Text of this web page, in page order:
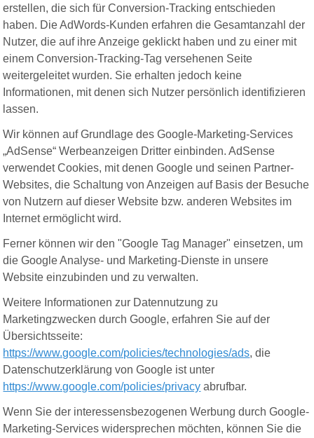
erstellen, die sich für Conversion-Tracking entschieden
haben. Die AdWords-Kunden erfahren die Gesamtanzahl der
Nutzer, die auf ihre Anzeige geklickt haben und zu einer mit
einem Conversion-Tracking-Tag versehenen Seite
weitergeleitet wurden. Sie erhalten jedoch keine
Informationen, mit denen sich Nutzer persönlich identifizieren
lassen.
Wir können auf Grundlage des Google-Marketing-Services
„AdSense“ Werbeanzeigen Dritter einbinden. AdSense
verwendet Cookies, mit denen Google und seinen Partner-
Websites, die Schaltung von Anzeigen auf Basis der Besuche
von Nutzern auf dieser Website bzw. anderen Websites im
Internet ermöglicht wird.
Ferner können wir den "Google Tag Manager" einsetzen, um
die Google Analyse- und Marketing-Dienste in unsere
Website einzubinden und zu verwalten.
Weitere Informationen zur Datennutzung zu
Marketingzwecken durch Google, erfahren Sie auf der
Übersichtsseite:
https://www.google.com/policies/technologies/ads, die
Datenschutzerklärung von Google ist unter
https://www.google.com/policies/privacy abrufbar.
Wenn Sie der interessensbezogenen Werbung durch Google-
Marketing-Services widersprechen möchten, können Sie die